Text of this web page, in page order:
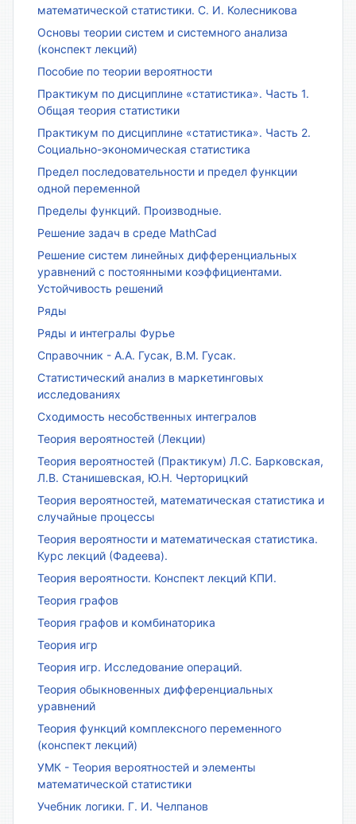
математической статистики. С. И. Колесникова
Основы теории систем и системного анализа
(конспект лекций)
Пособие по теории вероятности
Практикум по дисциплине «статистика». Часть 1.
Общая теория статистики
Практикум по дисциплине «статистика». Часть 2.
Социально-экономическая статистика
Предел последовательности и предел функции
одной переменной
Пределы функций. Производные.
Решение задач в среде MathCad
Решение систем линейных дифференциальных
уравнений с постоянными коэффициентами.
Устойчивость решений
Ряды
Ряды и интегралы Фурье
Справочник - А.А. Гусак, В.М. Гусак.
Статистический анализ в маркетинговых
исследованиях
Сходимость несобственных интегралов
Теория вероятностей (Лекции)
Теория вероятностей (Практикум) Л.С. Барковская,
Л.В. Станишевская, Ю.Н. Черторицкий
Теория вероятностей, математическая статистика и
случайные процессы
Теория вероятности и математическая статистика.
Курс лекций (Фадеева).
Теория вероятности. Конспект лекций КПИ.
Теория графов
Теория графов и комбинаторика
Теория игр
Теория игр. Исследование операций.
Теория обыкновенных дифференциальных
уравнений
Теория функций комплексного переменного
(конспект лекций)
УМК - Теория вероятностей и элементы
математической статистики
Учебник логики. Г. И. Челпанов